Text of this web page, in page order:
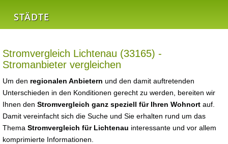
STÄDTE
Stromvergleich Lichtenau (33165) -
Stromanbieter vergleichen
Um den regionalen Anbietern und den damit auftretenden
Unterschieden in den Konditionen gerecht zu werden, bereiten wir
Ihnen den Stromvergleich ganz speziell für Ihren Wohnort auf.
Damit vereinfacht sich die Suche und Sie erhalten rund um das
Thema Stromvergleich für Lichtenau interessante und vor allem
komprimierte Informationen.